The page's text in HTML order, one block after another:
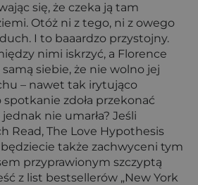
się, że czeka ją tam
Otóż ni z tego, ni z owego
I to baaardzo przystojny.
nimi iskrzyć, a Florence
siebie, że nie wolno jej
– nawet tak irytująco
zdoła przekonać
nie umarła? Jeśli
Read, The Love Hypothesis
także zachwyceni tym
przyprawionym szczyptą
z list bestsellerów „New York